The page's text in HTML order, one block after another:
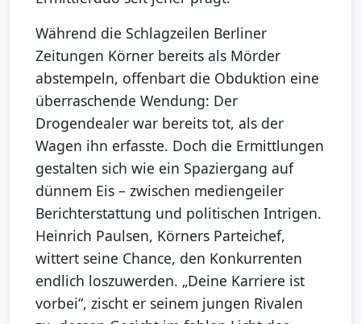
Während die Schlagzeilen Berliner
Zeitungen Körner bereits als Mörder
abstempeln, offenbart die Obduktion eine
überraschende Wendung: Der
Drogendealer war bereits tot, als der
Wagen ihn erfasste. Doch die Ermittlungen
gestalten sich wie ein Spaziergang auf
dünnem Eis – zwischen mediengeiler
Berichterstattung und politischen Intrigen.
Heinrich Paulsen, Körners Parteichef,
wittert seine Chance, den Konkurrenten
endlich loszuwerden. „Deine Karriere ist
vorbei“, zischt er seinem jungen Rivalen